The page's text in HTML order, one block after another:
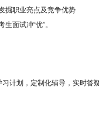
掘职业亮点及竞争优势
面试冲“优”。
计划，定制化辅导，实时答